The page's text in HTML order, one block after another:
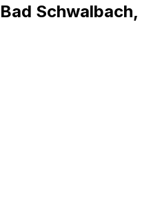
Bad Schwalbach,